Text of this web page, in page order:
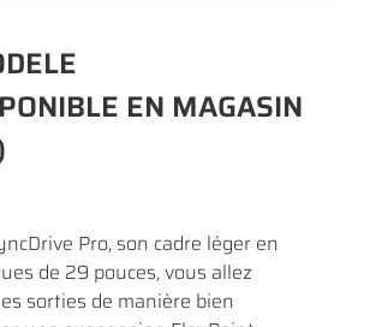
EN MAGASIN
Pro, son cadre léger en
de 29 pouces, vous allez
sorties de manière bien